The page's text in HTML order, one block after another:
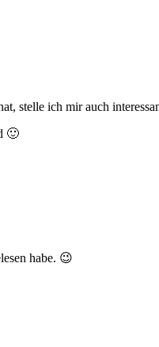
stelle ich mir auch
🙂
habe. 😉